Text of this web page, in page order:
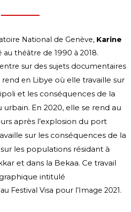
National de Genève, Karine
au théâtre de 1990 à 2018.
sur des sujets documentaires
rend en Libye où elle travaille sur
et les conséquences de la
urbain. En 2020, elle se rend au
après l’explosion du port
sur les conséquences de la
les populations résidant à
et dans la Bekaa. Ce travail
intitulé
Festival Visa pour l’Image 2021.